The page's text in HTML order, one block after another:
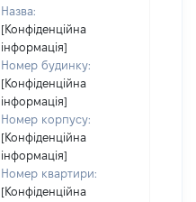
Назва:
[Конфіденційна
інформація]
Номер будинку:
[Конфіденційна
інформація]
Номер корпусу:
[Конфіденційна
інформація]
Номер квартири:
[Конфіденційна